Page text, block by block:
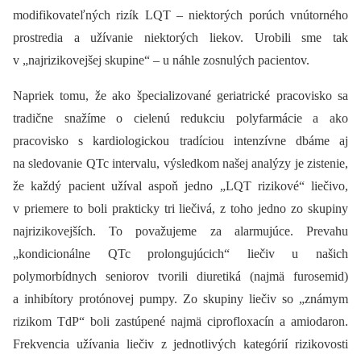
modifikovateľných rizík LQT –⁠ niektorých porúch vnútorného
prostredia a užívanie niektorých liekov. Urobili sme tak
v „najrizikovejšej skupine“ –⁠ u náhle zosnulých pacientov.
Napriek tomu, že ako špecializované geriatrické pracovisko sa
tradične snažíme o cielenú redukciu polyfarmácie a ako
pracovisko s kardiologickou tradíciou intenzívne dbáme aj
na sledovanie QTc intervalu, výsledkom našej analýzy je zistenie,
že každý pacient užíval aspoň jedno „LQT rizikové“ liečivo,
v priemere to boli prakticky tri liečivá, z toho jedno zo skupiny
najrizikovejších. To považujeme za alarmujúce. Prevahu
„kondicionálne QTc prolongujúcich“ liečiv u našich
polymorbídnych seniorov tvorili diuretiká (najmä furosemid)
a inhibítory protónovej pumpy. Zo skupiny liečiv so „známym
rizikom TdP“ boli zastúpené najmä ciprofloxacín a amiodaron.
Frekvencia užívania liečiv z jednotlivých kategórií rizikovosti